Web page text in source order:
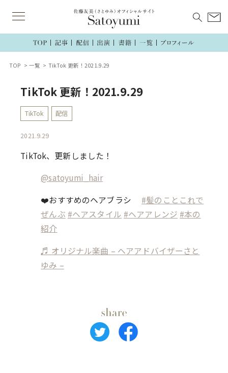
TOP 一覧 TikTok 更新！2021.9.29
TikTok 更新！2021.9.29
TikTok 配信
2021.9.29
TikTok、更新しました！
@satoyumi_hair
❤️おすすめのヘアブラシ #髪のことこれで
ぜんぶ #ヘアスタイル #ヘアアレンジ #本の
紹介
♬ オリジナル楽曲 – ヘアアドバイザーさと
ゆみ –